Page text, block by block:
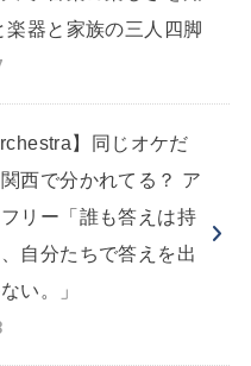
楽器と家族の三人四脚
】同じオケだ
西で分かれてる？ ア
リー「誰も答えは持
自分たちで答えを出
い。」